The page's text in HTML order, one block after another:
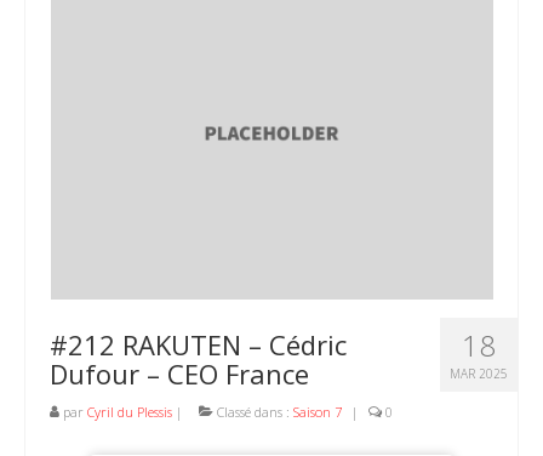
18
MAR 2025
#212 RAKUTEN – Cédric
Dufour – CEO France
par Cyril du Plessis | Classé dans : Saison 7 | 0